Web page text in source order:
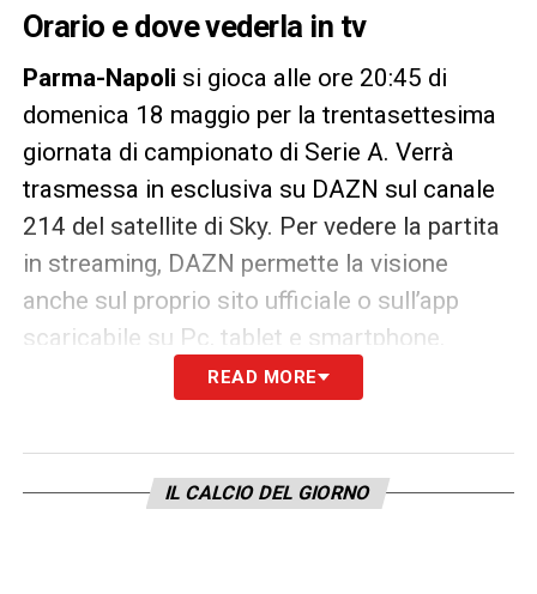
Orario e dove vederla in tv
Parma-Napoli si gioca alle ore 20:45 di
domenica 18 maggio per la trentasettesima
giornata di campionato di Serie A. Verrà
trasmessa in esclusiva su DAZN sul canale
214 del satellite di Sky. Per vedere la partita
in streaming, DAZN permette la visione
anche sul proprio sito ufficiale o sull’app
scaricabile su Pc, tablet e smartphone.
READ MORE
IL CALCIO DEL GIORNO